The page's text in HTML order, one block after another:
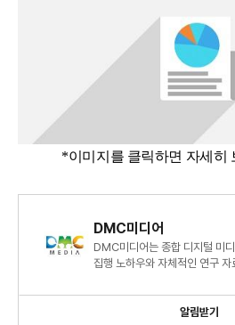
*이미지를 클릭하면 자세히
DMC미디어
DMC미디어는 종합 디지털 미
집행 노하우와 자체적인 연구
알림받기